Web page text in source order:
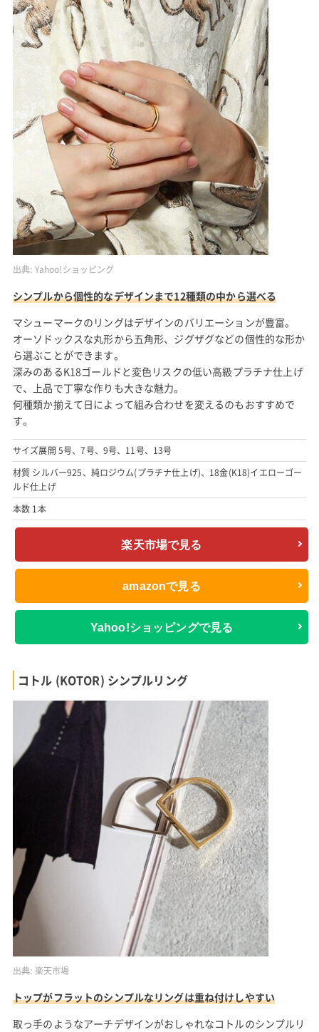
出典: Yahoo!ショッピング
シンプルから個性的なデザインまで12種類の中から選べる
マシューマークのリングはデザインのバリエーションが豊富。
オーソドックスな丸形から五角形、ジグザグなどの個性的な形か
ら選ぶことができます。
深みのあるK18ゴールドと変色リスクの低い高級プラチナ仕上げ
で、上品で丁寧な作りも大きな魅力。
何種類か揃えて日によって組み合わせを変えるのもおすすめで
す。
サイズ展開 5号、7号、9号、11号、13号
材質 シルバー925、純ロジウム(プラチナ仕上げ)、18金(K18)イエローゴー
ルド仕上げ
本数 1本
楽天市場で見る
amazonで見る
Yahoo!ショッピングで見る
コトル (KOTOR) シンプルリング
出典: 楽天市場
トップがフラットのシンプルなリングは重ね付けしやすい
取っ手のようなアーチデザインがおしゃれなコトルのシンプルリ